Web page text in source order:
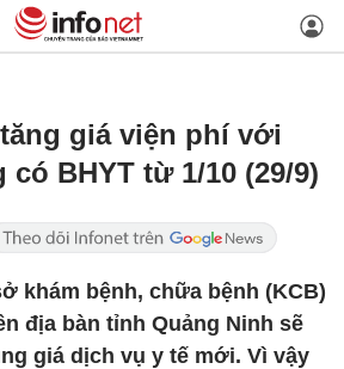
giá viện phí với
BHYT từ 1/10 (29/9)
khám bệnh, chữa bệnh (KCB)
địa bàn tỉnh Quảng Ninh sẽ
giá dịch vụ y tế mới. Vì vậy